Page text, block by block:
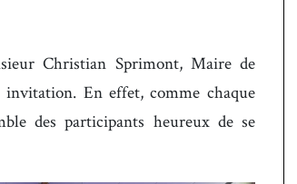
Christian Sprimont, Maire de
En effet, comme chaque
des participants heureux de se